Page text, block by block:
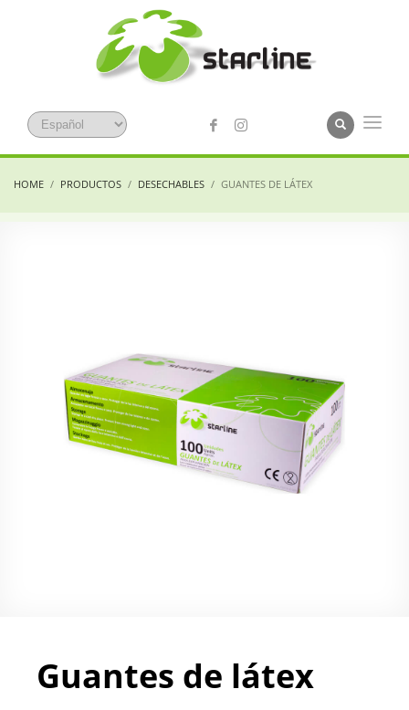
HOME PRODUCTOS DESECHABLES GUANTES DE LÁTEX
Guantes de látex